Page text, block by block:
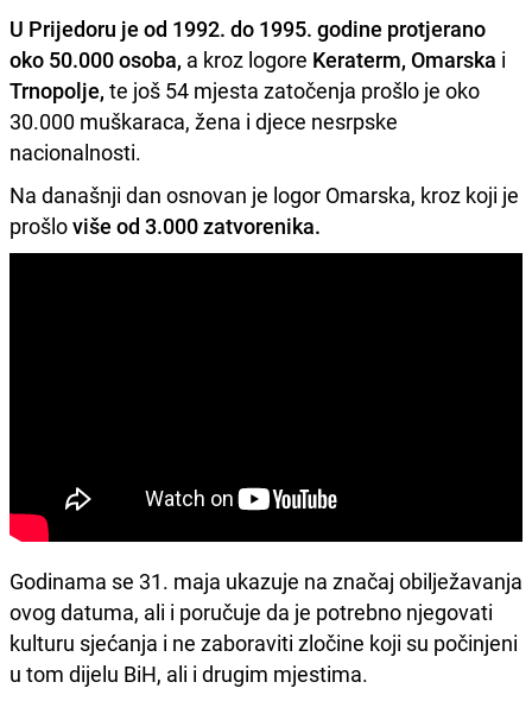
U Prijedoru je od 1992. do 1995. godine protjerano
oko 50.000 osoba, a kroz logore Keraterm, Omarska i
Trnopolje, te još 54 mjesta zatočenja prošlo je oko
30.000 muškaraca, žena i djece nesrpske
nacionalnosti.
Na današnji dan osnovan je logor Omarska, kroz koji je
prošloviše od 3.000 zatvorenika.
Godinama se 31. maja ukazuje na značaj obilježavanja
ovog datuma, ali i poručuje da je potrebno njegovati
kulturu sjećanja i ne zaboraviti zločine koji su počinjeni
u tom dijelu BiH, ali i drugim mjestima.